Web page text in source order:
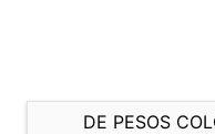
DE PESOS